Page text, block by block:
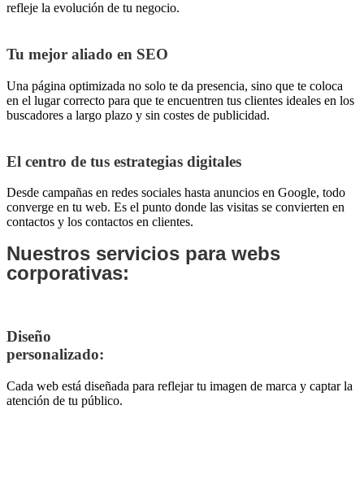
refleje la evolución de tu negocio.
Tu mejor aliado en SEO
Una página optimizada no solo te da presencia, sino que te coloca
en el lugar correcto para que te encuentren tus clientes ideales en los
buscadores a largo plazo y sin costes de publicidad.
El centro de tus estrategias digitales
Desde campañas en redes sociales hasta anuncios en Google, todo
converge en tu web. Es el punto donde las visitas se convierten en
contactos y los contactos en clientes.
Nuestros servicios para webs
corporativas:
Diseño
personalizado:
Cada web está diseñada para reflejar tu imagen de marca y captar la
atención de tu público.